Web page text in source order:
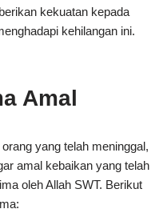
kekuatan kepada
kehilangan ini.
Amal
yang telah meninggal,
amal kebaikan yang telah
oleh Allah SWT. Berikut